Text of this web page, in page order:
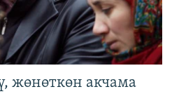
жөнөткөн акчама